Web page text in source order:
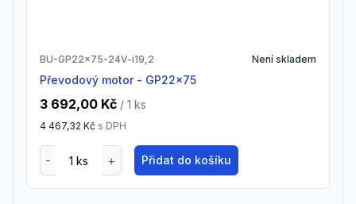
BU-GP22x75-24V-i19,2 Není skladem
Převodový motor - GP22x75
3 692,00 Kč / 1 ks
4 467,32 Kč s DPH
Přidat do košíku